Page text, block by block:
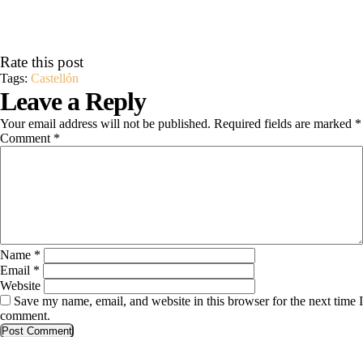
Rate this post
Tags: Castellón
Leave a Reply
Your email address will not be published. Required fields are marked *
Comment *
Name *
Email *
Website
Save my name, email, and website in this browser for the next time I
comment.